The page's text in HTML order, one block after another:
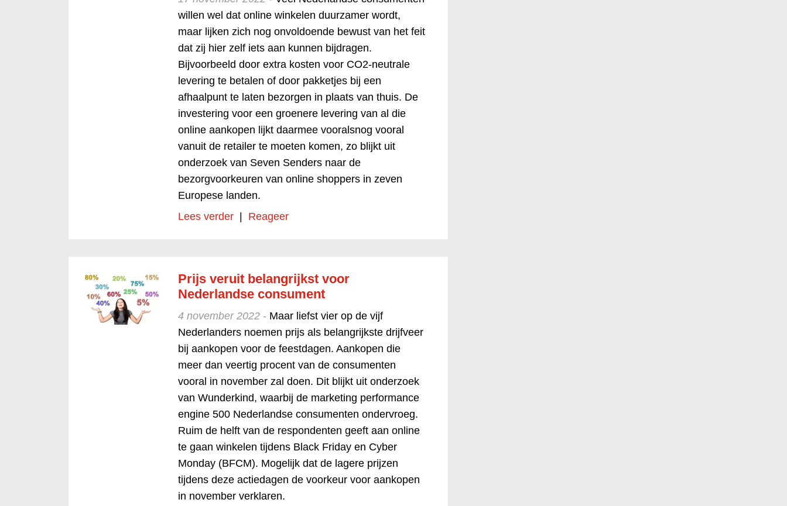
willen wel dat online winkelen duurzamer wordt,
maar lijken zich nog onvoldoende bewust van het feit
dat zij hier zelf iets aan kunnen bijdragen.
Bijvoorbeeld door extra kosten voor CO2-neutrale
levering te betalen of door pakketjes bij een
afhaalpunt te laten bezorgen in plaats van thuis. De
investering voor een groenere levering van al die
online aankopen lijkt daarmee vooralsnog vooral
vanuit de retailer te moeten komen, zo blijkt uit
onderzoek van Seven Senders naar de
bezorgvoorkeuren van online shoppers in zeven
Europese landen.
Lees verder| Reageer
Prijs veruit belangrijkst voor
Nederlandse consument
4 november 2022 - Maar liefst vier op de vijf
Nederlanders noemen prijs als belangrijkste drijfveer
bij aankopen voor de feestdagen. Aankopen die
meer dan veertig procent van de consumenten
vooral in november zal doen. Dit blijkt uit onderzoek
van Wunderkind, waarbij de marketing performance
engine 500 Nederlandse consumenten ondervroeg.
Ruim de helft van de respondenten geeft aan online
te gaan winkelen tijdens Black Friday en Cyber
Monday (BFCM). Mogelijk dat de lagere prijzen
tijdens deze actiedagen de voorkeur voor aankopen
in november verklaren.